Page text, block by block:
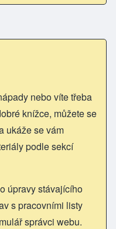
nebo víte třeba
knížce, můžete se
ukáže se vám
podle sekcí
úpravy stávajícího
s pracovními listy
správci webu.